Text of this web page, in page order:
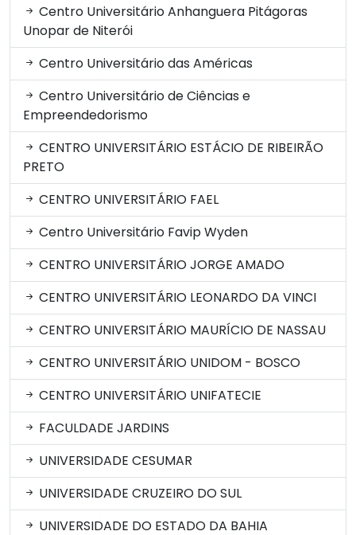
Centro Universitário Anhanguera Pitágoras
Unopar de Niterói
Centro Universitário das Américas
Centro Universitário de Ciências e
Empreendedorismo
CENTRO UNIVERSITÁRIO ESTÁCIO DE RIBEIRÃO
PRETO
CENTRO UNIVERSITÁRIO FAEL
Centro Universitário Favip Wyden
CENTRO UNIVERSITÁRIO JORGE AMADO
CENTRO UNIVERSITÁRIO LEONARDO DA VINCI
CENTRO UNIVERSITÁRIO MAURÍCIO DE NASSAU
CENTRO UNIVERSITÁRIO UNIDOM - BOSCO
CENTRO UNIVERSITÁRIO UNIFATECIE
FACULDADE JARDINS
UNIVERSIDADE CESUMAR
UNIVERSIDADE CRUZEIRO DO SUL
UNIVERSIDADE DO ESTADO DA BAHIA